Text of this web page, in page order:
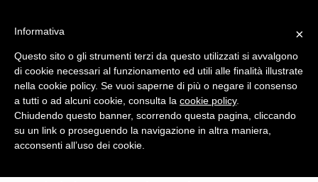
×
Informativa
Questo sito o gli strumenti terzi da questo utilizzati si avvalgono
di cookie necessari al funzionamento ed utili alle finalità illustrate
nella cookie policy. Se vuoi saperne di più o negare il consenso
a tutti o ad alcuni cookie, consulta la cookie policy.
Chiudendo questo banner, scorrendo questa pagina, cliccando
su un link o proseguendo la navigazione in altra maniera,
acconsenti all’uso dei cookie.